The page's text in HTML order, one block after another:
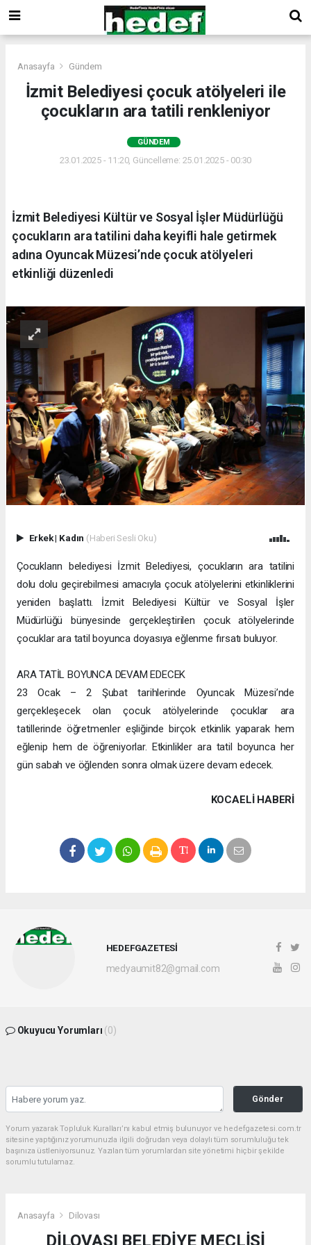
Anasayfa Gündem
İzmit Belediyesi çocuk atölyeleri ile
çocukların ara tatili renkleniyor
GÜNDEM
23.01.2025 - 11:20, Güncelleme: 25.01.2025 - 00:30
İzmit Belediyesi Kültür ve Sosyal İşler Müdürlüğü
çocukların ara tatilini daha keyifli hale getirmek
adına Oyuncak Müzesi’nde çocuk atölyeleri
etkinliği düzenledi
Erkek| Kadın (Haberi Sesli Oku)
Çocukların belediyesi İzmit Belediyesi, çocukların ara tatilini
dolu dolu geçirebilmesi amacıyla çocuk atölyelerini etkinliklerini
yeniden başlattı. İzmit Belediyesi Kültür ve Sosyal İşler
Müdürlüğü bünyesinde gerçekleştirilen çocuk atölyelerinde
çocuklar ara tatil boyunca doyasıya eğlenme fırsatı buluyor.
ARA TATİL BOYUNCA DEVAM EDECEK
23 Ocak – 2 Şubat tarihlerinde Oyuncak Müzesi’nde
gerçekleşecek olan çocuk atölyelerinde çocuklar ara
tatillerinde öğretmenler eşliğinde birçok etkinlik yaparak hem
eğlenip hem de öğreniyorlar. Etkinlikler ara tatil boyunca her
gün sabah ve öğlenden sonra olmak üzere devam edecek.
KOCAELI HABERİ
HEDEFGAZETESİ
medyaumit82@gmail.com
Okuyucu Yorumları (0)
Gönder
Yorum yazarak Topluluk Kuralları’nı kabul etmiş bulunuyor ve hedefgazetesi.com.tr
sitesine yaptığınız yorumunuzla ilgili doğrudan veya dolaylı tüm sorumluluğu tek
başınıza üstleniyorsunuz. Yazılan tüm yorumlardan site yönetimi hiçbir şekilde
sorumlu tutulamaz.
Anasayfa Dilovası
DİLOVASI BELEDİYE MECLİSİ